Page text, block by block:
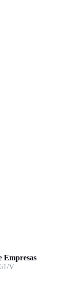
Empresas
V